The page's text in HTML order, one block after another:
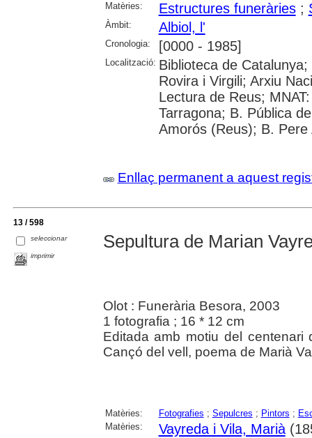
Matèries: Estructures funeràries;
Àmbit: Albiol, l'
Cronologia: [0000 - 1985]
Localització: Biblioteca de
Rovira i Virgili; Arxiu
Lectura de Reus;
Tarragona; B. Pública
Amorós (Reus); B. Pere
Enllaç permanent a aquest
13 / 598
seleccionar
imprimir
Sepultura de Marian
Olot : Funerària Besora, 2003
1 fotografia ; 16 * 12 cm
Editada amb motiu del
Cançó del vell, poema de Marià
Matèries: Fotografies ; Sepulcres ; Pintors ;
Matèries:
Vayreda i Vila, Marià